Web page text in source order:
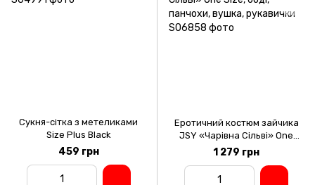
Сукня-сітка з метеликами
Size Plus Black
459 грн
Еротичний костюм зайчика
JSY «Чарівна Сільві» One
Size, боді, панчохи, вушка,
рукавички
1 279 грн